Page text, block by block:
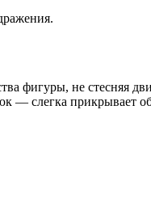
фигуры, не
— слегка прикрывает